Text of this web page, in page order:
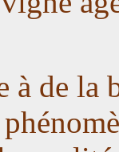
à de